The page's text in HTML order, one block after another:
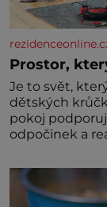
Prostor,
Je to svět,
dětských
pokoj
odpočinek a
jednoduchost,
miminka měl
Předškolní věk